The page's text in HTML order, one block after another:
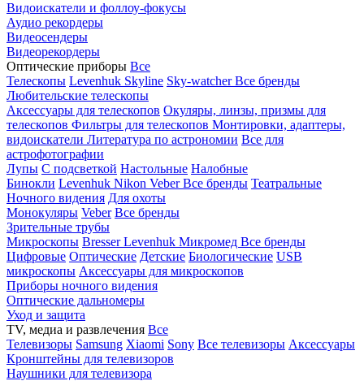
Видоискатели и фоллоу-фокусы
Аудио рекордеры
Видеосендеры
Видеорекордеры
Оптические приборы Все
Телескопы Levenhuk Skyline Sky-watcherВсе бренды
Любительские телескопы
Аксессуары для телескопов Окуляры, линзы, призмы для
телескопов Фильтры для телескопов Монтировки, адаптеры,
видоискатели Литература по астрономии Все для
астрофотографии
Лупы С подсветкой Настольные Налобные
Бинокли Levenhuk Nikon VeberВсе бренды Театральные
Ночного видения Для охоты
Монокуляры Veber Все бренды
Зрительные трубы
Микроскопы BresserLevenhuk Микромед Все бренды
Цифровые Оптические Детские Биологические USB
микроскопы Аксессуары для микроскопов
Приборы ночного видения
Оптические дальномеры
Уход и защита
TV, медиа и развлечения Все
Телевизоры Samsung Xiaomi Sony Все телевизоры Аксессуары
Кронштейны для телевизоров
Наушники для телевизора